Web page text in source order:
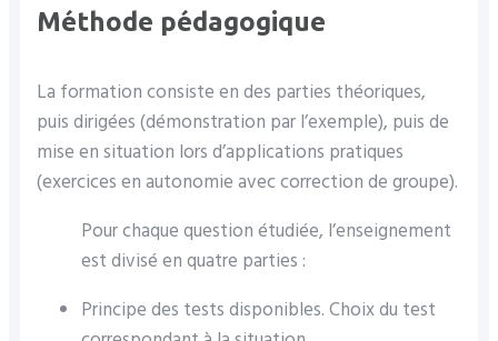
Méthode pédagogique
La formation consiste en des parties théoriques,
puis dirigées (démonstration par l’exemple), puis de
mise en situation lors d’applications pratiques
(exercices en autonomie avec correction de groupe).
Pour chaque question étudiée, l’enseignement
est divisé en quatre parties :
Principe des tests disponibles. Choix du test